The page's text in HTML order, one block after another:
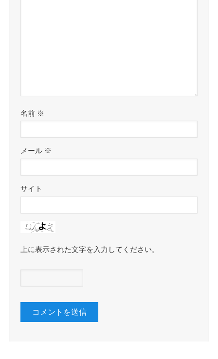
名前 ※
メール ※
サイト
上に表示された文字を入力してください。